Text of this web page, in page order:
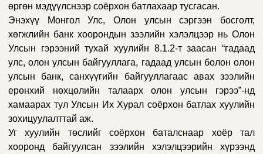
өргөн мэдүүлснээр соёрхон батлахаар тусгасан.
Энэхүү Монгол Улс, Олон улсын сэргээн босголт,
хөгжлийн банк хоорондын зээлийн хэлэлцээр нь Олон
Улсын гэрээний тухай хуулийн 8.1.2-т заасан “гадаад
улс, олон улсын байгууллага, гадаад улсын болон олон
улсын банк, санхүүгийн байгууллагаас авах зээлийн
ерөнхий нөхцөлийн талаарх олон улсын гэрээ”-нд
хамаарах тул Улсын Их Хурал соёрхон батлах хуулийн
зохицуулалттай аж.
Уг хуулийн төслийг соёрхон баталснаар хоёр тал
хооронд байгуулсан зээлийн хэлэлцээрийн хүрээнд